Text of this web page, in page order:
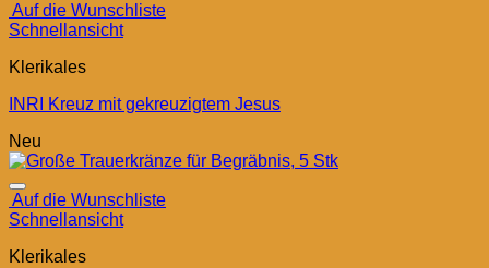
Auf die Wunschliste
Schnellansicht
Klerikales
INRI Kreuz mit gekreuzigtem Jesus
Neu
Auf die Wunschliste
Schnellansicht
Klerikales